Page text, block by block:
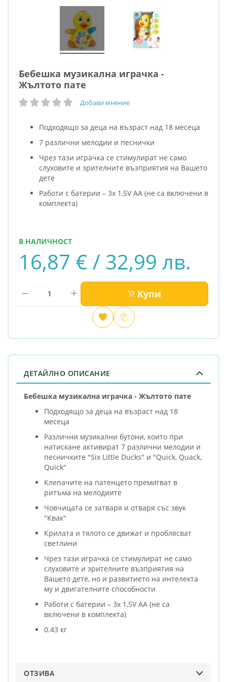
Бебешка музикална играчка -
Жълтото пате
рейтинг: Добави мнение
Подходящо за деца на възраст над 18 месеца
7 различни мелодии и песнички
Чрез тази играчка се стимулират не само
слуховите и зрителните възприятия на Вашето
дете
Работи с батерии – 3х 1,5V AA (не са включени в
комплекта)
16,87 € / 32,99 лв.
В НАЛИЧНОСТ
Купи
Добави
любими
Сравни
ДЕТАЙЛНО ОПИСАНИЕ
Бебешка музикална играчка - Жълтото пате
Подходящо за деца на възраст над 18
месеца
Различни музикални бутони, които при
натискане активират 7 различни мелодии и
песничките "Six Little Ducks" и "Quick, Quack,
Quick"
Клепачите на патенцето премигват в
ритъма на мелодиите
Човчицата се затваря и отваря със звук
"Квак"
Крилата и тялото се движат и проблясват
светлини
Чрез тази играчка се стимулират не само
слуховите и зрителните възприятия на
Вашето дете, но и развитието на интелекта
му и двигателните способности
Работи с батерии – 3х 1,5V AA (не са
включени в комплекта)
0.43 кг
ОТЗИВА